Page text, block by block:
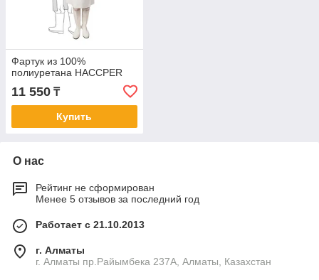
Фартук из 100%
полиуретана HACCPER
11 550 ₸
Купить
О нас
Рейтинг не сформирован
Менее 5 отзывов за последний год
Работает с 21.10.2013
г. Алматы
г. Алматы пр.Райымбека 237А, Алматы, Казахстан